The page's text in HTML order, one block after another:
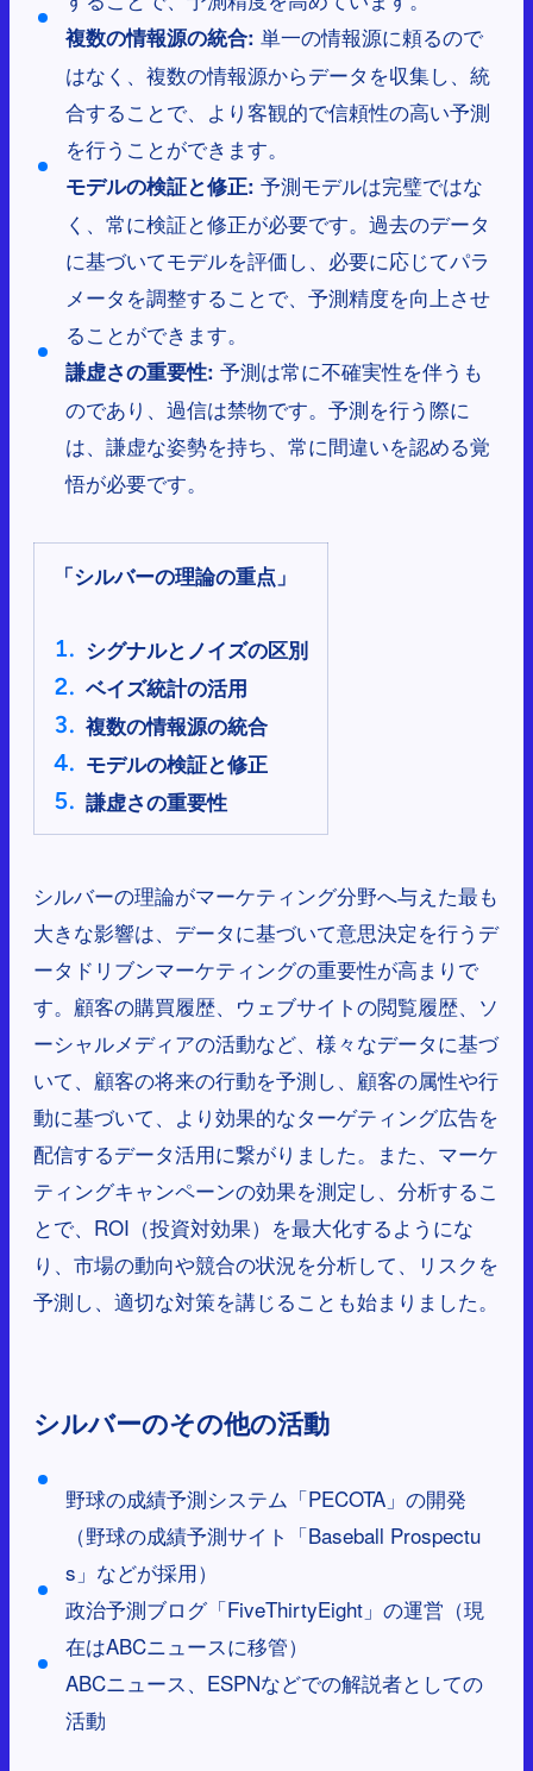
複数の情報源の統合: 単一の情報源に頼るので
はなく、複数の情報源からデータを収集し、統
合することで、より客観的で信頼性の高い予測
を行うことができます。
モデルの検証と修正: 予測モデルは完璧ではな
く、常に検証と修正が必要です。過去のデータ
に基づいてモデルを評価し、必要に応じてパラ
メータを調整することで、予測精度を向上させ
ることができます。
謙虚さの重要性: 予測は常に不確実性を伴うも
のであり、過信は禁物です。予測を行う際に
は、謙虚な姿勢を持ち、常に間違いを認める覚
悟が必要です。
「シルバーの理論の重点」
シグナルとノイズの区別
ベイズ統計の活用
複数の情報源の統合
モデルの検証と修正
謙虚さの重要性
シルバーの理論がマーケティング分野へ与えた最も
大きな影響は、データに基づいて意思決定を行うデ
ータドリブンマーケティングの重要性が高まりで
す。顧客の購買履歴、ウェブサイトの閲覧履歴、ソ
ーシャルメディアの活動など、様々なデータに基づ
いて、顧客の将来の行動を予測し、顧客の属性や行
動に基づいて、より効果的なターゲティング広告を
配信するデータ活用に繋がりました。また、マーケ
ティングキャンペーンの効果を測定し、分析するこ
とで、ROI（投資対効果）を最大化するようにな
り、市場の動向や競合の状況を分析して、リスクを
予測し、適切な対策を講じることも始まりました。
シルバーのその他の活動
野球の成績予測システム「PECOTA」の開発
（野球の成績予測サイト「Baseball Prospectu
s」などが採用）
政治予測ブログ「FiveThirtyEight」の運営（現
在はABCニュースに移管）
ABCニュース、ESPNなどでの解説者としての
活動